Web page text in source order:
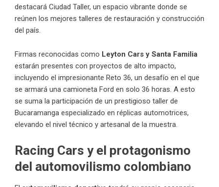
destacará Ciudad Taller, un espacio vibrante donde se
reúnen los mejores talleres de restauración y construcción
del país.
Firmas reconocidas como Leyton Cars y Santa Familia
estarán presentes con proyectos de alto impacto,
incluyendo el impresionante Reto 36, un desafío en el que
se armará una camioneta Ford en solo 36 horas. A esto
se suma la participación de un prestigioso taller de
Bucaramanga especializado en réplicas automotrices,
elevando el nivel técnico y artesanal de la muestra.
Racing Cars y el protagonismo
del automovilismo colombiano